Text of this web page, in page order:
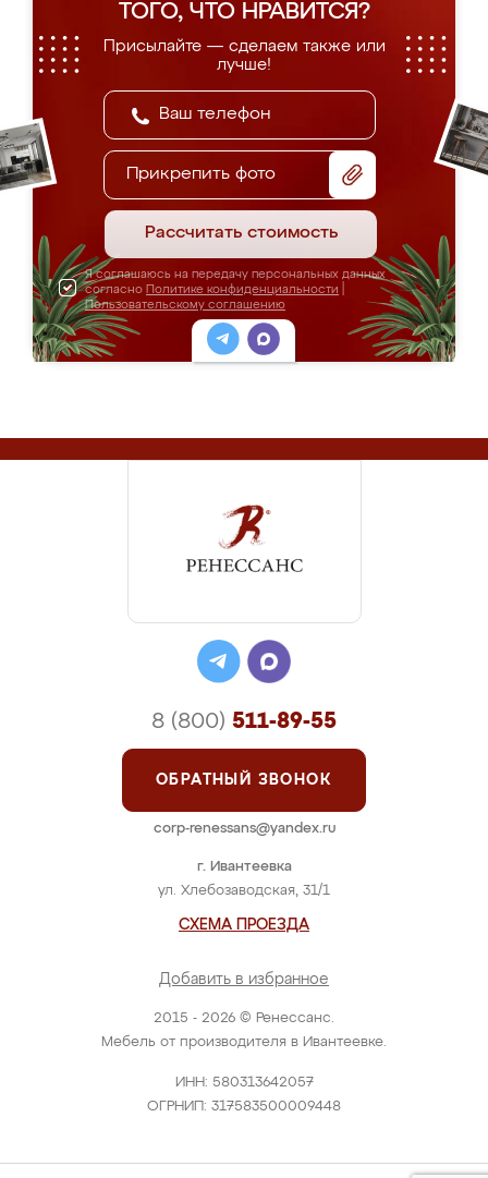
ТОГО, ЧТО НРАВИТСЯ?
Присылайте — сделаем также или
лучше!
Прикрепить фото
Рассчитать стоимость
Я соглашаюсь на передачу персональных данных
согласно Политике конфиденциальности
Пользовательскому соглашению
2015 - 2026 © Ренессанс.
Мебель от производителя в Ивантеевке.
ИНН: 580313642057
ОГРНИП: 317583500009448
г. Ивантеевка
ул. Хлебозаводская, 31/1
СХЕМА ПРОЕЗДА
Добавить в избранное
8 (800) 511-89-55
ОБРАТНЫЙ ЗВОНОК
corp-renessans@yandex.ru